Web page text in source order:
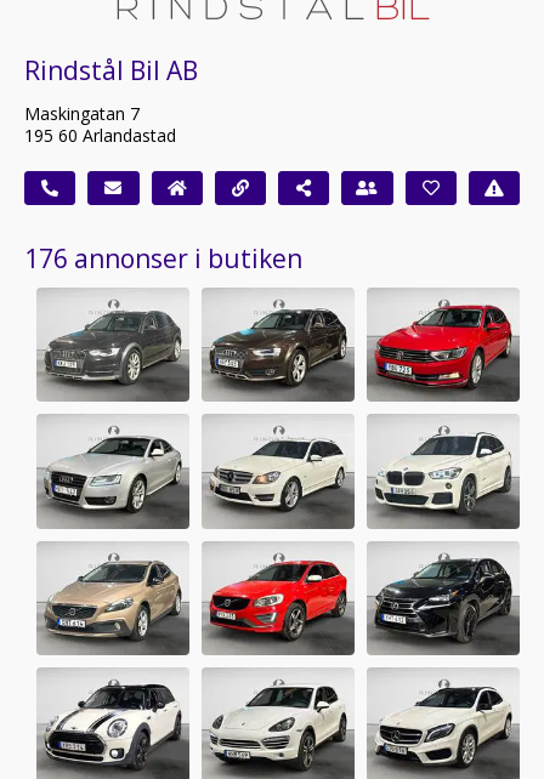
Rindstål Bil AB
Maskingatan 7
195 60 Arlandastad
176 annonser i butiken